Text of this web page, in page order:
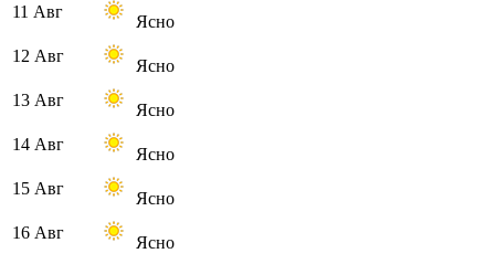
11 Авг
Ясно
12 Авг
Ясно
13 Авг
Ясно
14 Авг
Ясно
15 Авг
Ясно
16 Авг
Ясно